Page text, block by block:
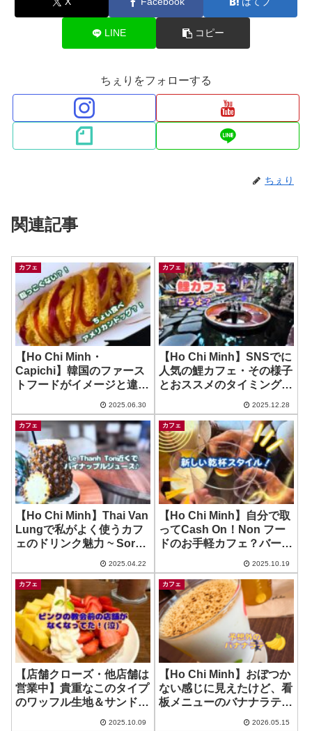
LINE コピー
ちぇりをフォローする
ちぇり
関連記事
カフェ
【Ho Chi Minh・
Capichi】韓国のファース
トフードがイメージと違っ
2025.06.30
カフェ
【Ho Chi Minh】SNSでに
人気の鯉カフェ・その様子
とおススメのタイミング！
2025.12.28
カフェ
【Ho Chi Minh】Thai Van
Lungで私がよく使うカフ
ェのドリンク魅力 ~ Sora
2025.04.22
カフェ
【Ho Chi Minh】自分で取
ってCash On！Non フー
ドのお手軽カフェ？バー？
2025.10.19
カフェ
【店舗クローズ・他店舗は
営業中】貴重なこのタイプ
のワッフル生地＆サンドイ
2025.10.09
カフェ
【Ho Chi Minh】おぼつか
ない感じに見えたけど、看
板メニューのバナナラテが
2026.05.15